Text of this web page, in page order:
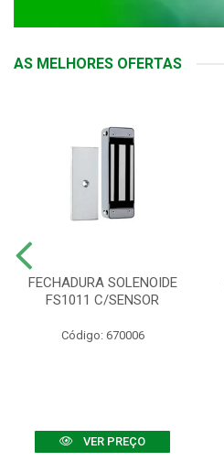
AS MELHORES OFERTAS
FECHADURA SOLENOIDE
FS1011 C/SENSOR
Código: 670006
VER PREÇO